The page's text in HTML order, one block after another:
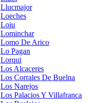
Llucmajor
Loeches
Loiu
Lominchar
Lomo De Arico
Lo Pagan
Lorqui
Los Alcaceres
Los Corrales De Buelna
Los Narejos
Los Palacios Y Villafranca